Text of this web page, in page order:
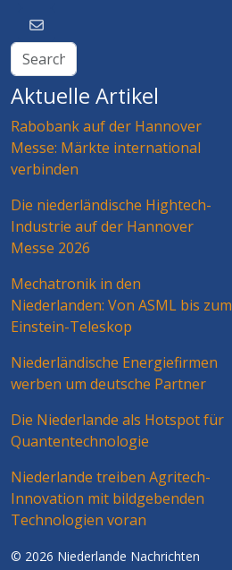
Aktuelle Artikel
Rabobank auf der Hannover
Messe: Märkte international
verbinden
Die niederländische Hightech-
Industrie auf der Hannover
Messe 2026
Mechatronik in den
Niederlanden: Von ASML bis zum
Einstein-Teleskop
Niederländische Energiefirmen
werben um deutsche Partner
Die Niederlande als Hotspot für
Quantentechnologie
Niederlande treiben Agritech-
Innovation mit bildgebenden
Technologien voran
© 2026 Niederlande Nachrichten